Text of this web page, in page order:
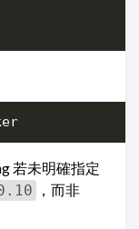
若未明確指定
，而非